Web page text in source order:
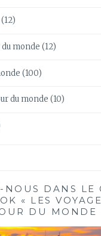
(12)
monde (12)
(100)
du monde (10)
NOUS DANS LE
« LES
DU MONDE